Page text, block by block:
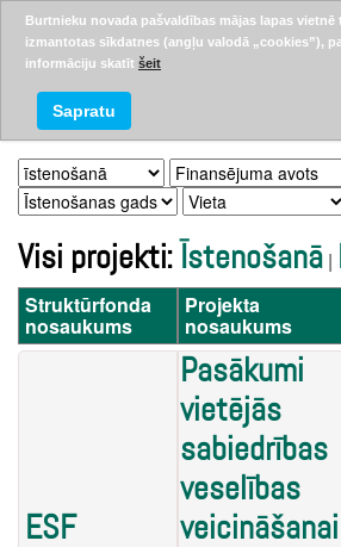
Projekti
Visi projekti: Īstenošanā |
Struktūrfonda
nosaukums
Projekta
nosaukums
ESF
Pasākumi
vietējās
sabiedrības
veselības
veicināšanai
Burtnieku novada pašvaldības mājas lapas vietnē
izmantotas sīkdatnes (angļu valodā „cookies”),
informāciju skatīt šeit
Sapratu